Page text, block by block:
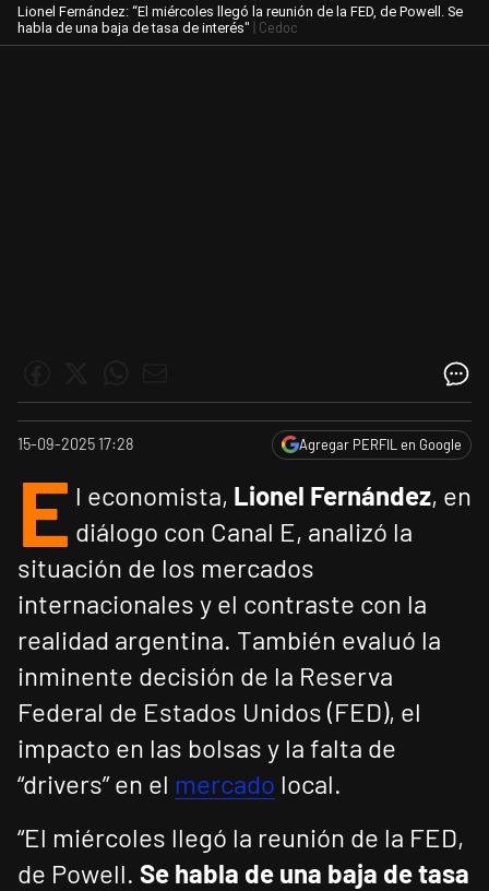
Lionel Fernández: “El miércoles llegó la reunión de la FED, de Powell. Se
habla de una baja de tasa de interés" | Cedoc
15-09-2025 17:28 Agregar PERFIL en Google
E l economista, Lionel Fernández, en
diálogo con Canal E, analizó la
situación de los mercados
internacionales y el contraste con la
realidad argentina. También evaluó la
inminente decisión de la Reserva
Federal de Estados Unidos (FED), el
impacto en las bolsas y la falta de
“drivers” en el mercado local.
“El miércoles llegó la reunión de la FED,
de Powell. Se habla de una baja de tasa